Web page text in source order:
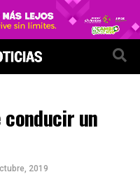
un
2019